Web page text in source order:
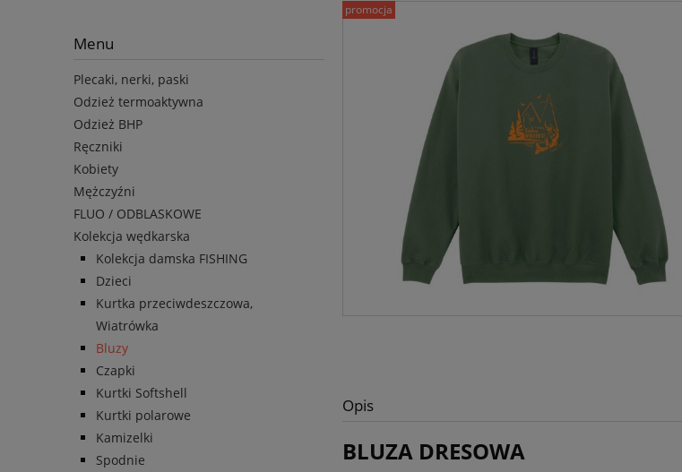
Menu
Plecaki, nerki, paski
Odzież termoaktywna
Odzież BHP
Ręczniki
Kobiety
Mężczyźni
FLUO / ODBLASKOWE
Kolekcja wędkarska
Kolekcja damska FISHING
Dzieci
Kurtka przeciwdeszczowa,
Wiatrówka
Bluzy
Czapki
Kurtki Softshell
Kurtki polarowe
Kamizelki
Spodnie
promocja
Opis
BLUZA DRESOWA